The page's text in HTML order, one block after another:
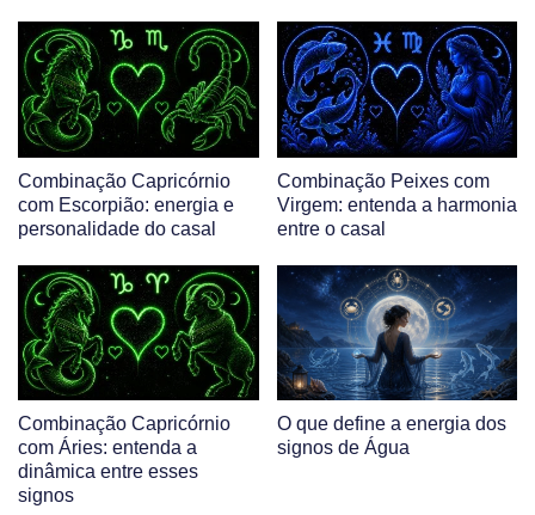
Combinação Capricórnio
com Escorpião: energia e
personalidade do casal
Combinação Peixes com
Virgem: entenda a harmonia
entre o casal
Combinação Capricórnio
com Áries: entenda a
dinâmica entre esses
signos
O que define a energia dos
signos de Água